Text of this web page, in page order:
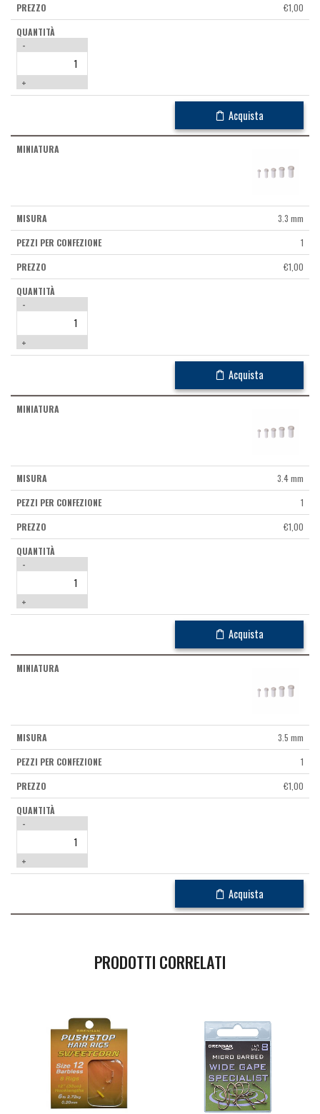
€1,00
-
+
Acquista
3.3 mm
1
€1,00
-
+
Acquista
3.4 mm
1
€1,00
-
+
Acquista
3.5 mm
1
€1,00
-
+
Acquista
PRODOTTI CORRELATI